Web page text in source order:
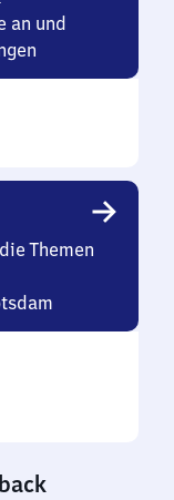
an und
Themen